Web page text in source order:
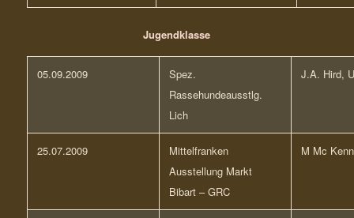
Jugendklasse
05.09.2009
Spez.
Rassehundeausstlg.
Lich
J.A. Hird,
25.07.2009
Mittelfranken
Ausstellung Markt
Bibart – GRC
M Mc